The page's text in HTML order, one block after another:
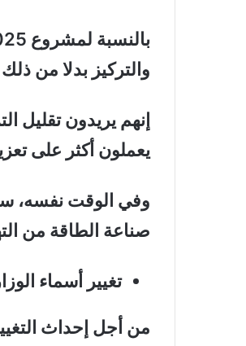
والتركيز بدلا من
يعملون أكثر على
وفي الوقت نفسه،
صناعة الطاقة من
تغيير أسماء